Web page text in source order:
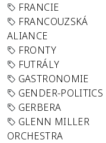
FRANCIE
FRANCOUZSKÁ
ALIANCE
FRONTY
FUTRÁLY
GASTRONOMIE
GENDER-POLITICS
GERBERA
GLENN MILLER
ORCHESTRA